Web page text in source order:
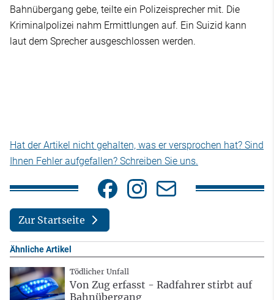
Bahnübergang gebe, teilte ein Polizeisprecher mit. Die
Kriminalpolizei nahm Ermittlungen auf. Ein Suizid kann
laut dem Sprecher ausgeschlossen werden.
Hat der Artikel nicht gehalten, was er versprochen hat? Sind
Ihnen Fehler aufgefallen? Schreiben Sie uns.
Zur Startseite
Ähnliche Artikel
Tödlicher Unfall
Von Zug erfasst - Radfahrer stirbt auf
Bahnübergang